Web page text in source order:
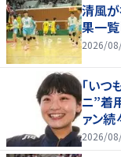
清風
果一覧
2026/
「い
ニ”着
ァン
2026/